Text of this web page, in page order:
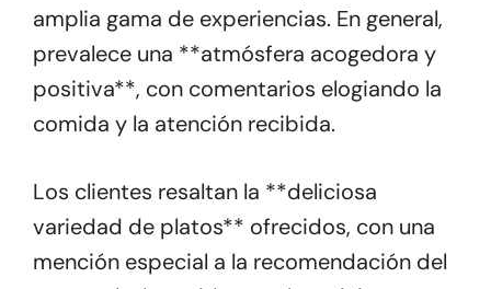
amplia gama de experiencias. En general,
prevalece una **atmósfera acogedora y
positiva**, con comentarios elogiando la
comida y la atención recibida.
Los clientes resaltan la **deliciosa
variedad de platos** ofrecidos, con una
mención especial a la recomendación del